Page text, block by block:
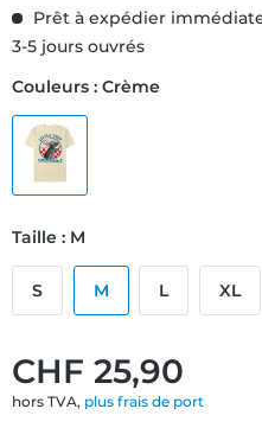
CHF 25,90
hors TVA, plus frais de port
Prêt à expédier
3-5 jours ouvrés
Couleurs : Crème
Taille : M
S M L XL